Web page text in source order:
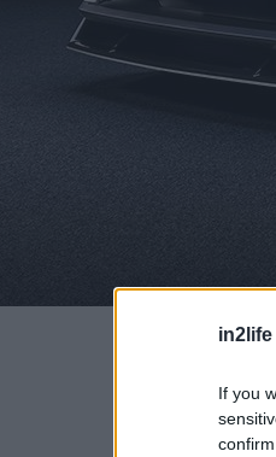
in2life
If you